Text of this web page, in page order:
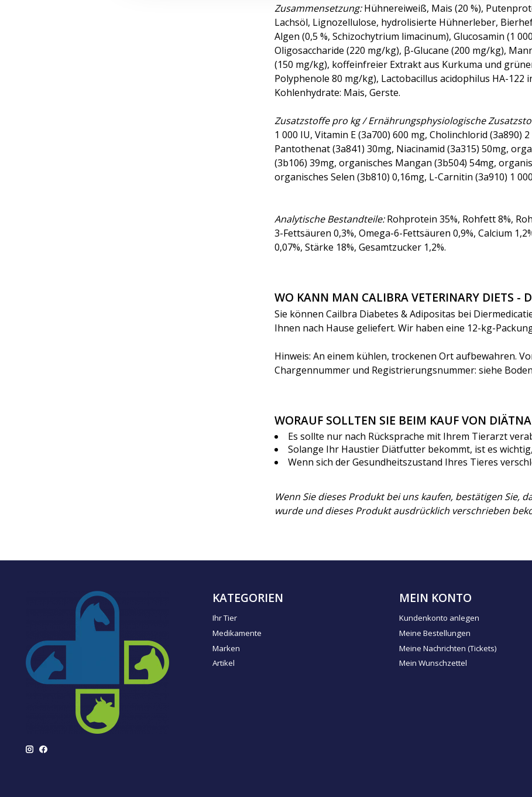
Zusammensetzung:Hühnereiweiß, Mais (20 %),
Lachsöl, Lignozellulose, hydrolisierte Hühnerleber,
Algen (0,5 %, Schizochytrium limacinum), Glucosamin (1
Oligosaccharide (220 mg/kg), β-Glucane (200 mg/kg),
(150 mg/kg), koffeinfreier Extrakt aus Kurkuma und
Polyphenole 80 mg/kg), Lactobacillus acidophilus HA-
Kohlenhydrate: Mais, Gerste.
Zusatzstoffe pro kg / Ernährungsphysiologische
1 000 IU, Vitamin E (3a700) 600 mg, Cholinchlorid (3a890)
Pantothenat (3a841) 30mg, Niacinamid (3a315) 50mg,
(3b106) 39mg, organisches Mangan (3b504) 54mg,
organisches Selen (3b810) 0,16mg, L-Carnitin (3a910) 1
Analytische Bestandteile:Rohprotein 35%, Rohfett 8%,
3-Fettsäuren 0,3%, Omega-6-Fettsäuren 0,9%, Calcium
0,07%, Stärke 18%, Gesamtzucker 1,2%.
WO KANN MAN CALIBRA VETERINARY DIETS -
Sie können Cailbra Diabetes & Adipositas bei
Ihnen nach Hause geliefert. Wir haben eine 12-kg-
Hinweis: An einem kühlen, trockenen Ort aufbewahren.
Chargennummer und Registrierungsnummer: siehe
WORAUF SOLLTEN SIE BEIM KAUF VON
Es sollte nur nach Rücksprache mit Ihrem Tierarzt
Solange Ihr Haustier Diätfutter bekommt, ist es
Wenn sich der Gesundheitszustand Ihres Tieres
Wenn Sie dieses Produkt bei uns kaufen, bestätigen Sie,
wurde und dieses Produkt ausdrücklich verschrieben
KATEGORIEN
Ihr Tier
Medikamente
Marken
Artikel
MEIN KONTO
Kundenkonto anlegen
Meine Bestellungen
Meine Nachrichten (Tickets)
Mein Wunschzettel